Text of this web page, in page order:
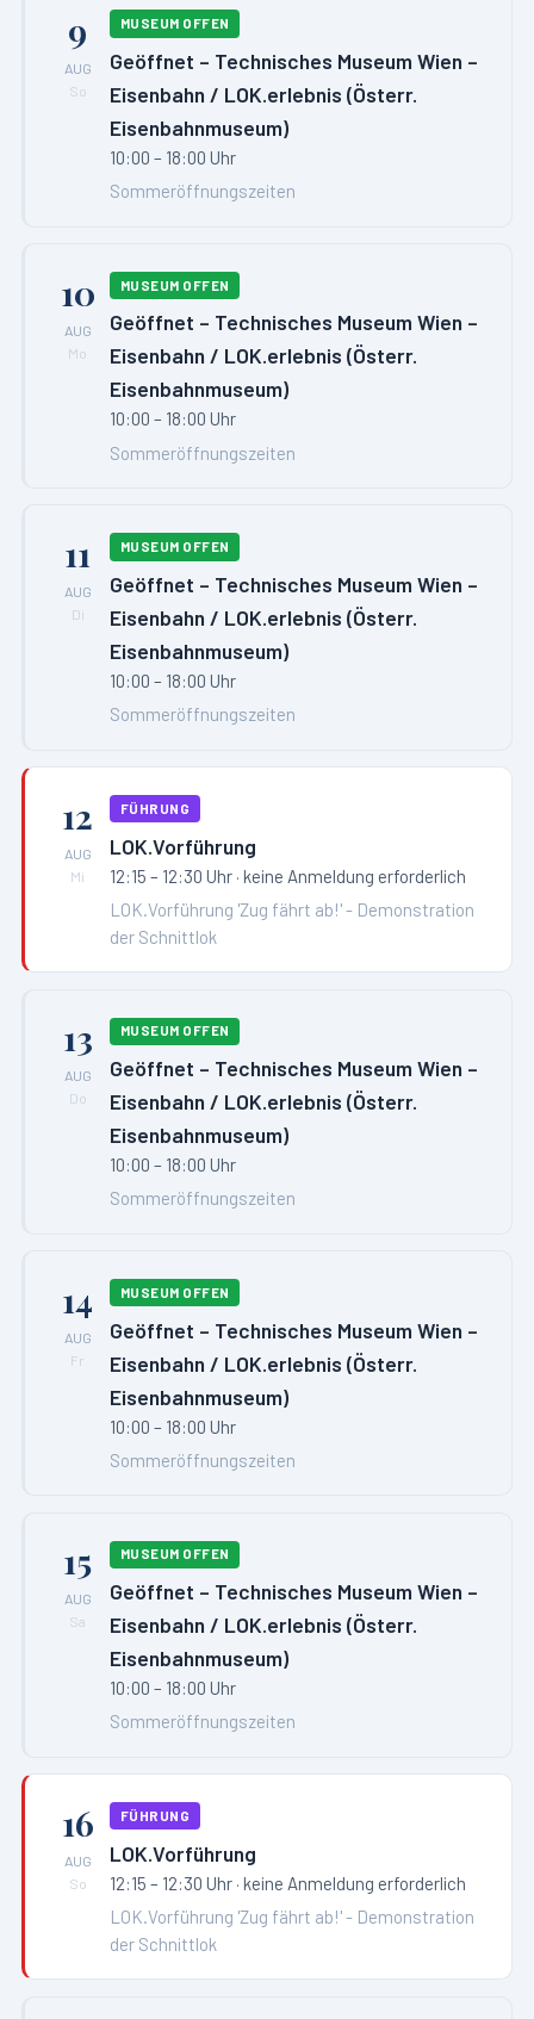
9
AUG
So
MUSEUM OFFEN
Geöffnet – Technisches Museum Wien –
Eisenbahn / LOK.erlebnis (Österr.
Eisenbahnmuseum)
10:00 – 18:00 Uhr
Sommeröffnungszeiten
10
AUG
Mo
MUSEUM OFFEN
Geöffnet – Technisches Museum Wien –
Eisenbahn / LOK.erlebnis (Österr.
Eisenbahnmuseum)
10:00 – 18:00 Uhr
Sommeröffnungszeiten
11
AUG
Di
MUSEUM OFFEN
Geöffnet – Technisches Museum Wien –
Eisenbahn / LOK.erlebnis (Österr.
Eisenbahnmuseum)
10:00 – 18:00 Uhr
Sommeröffnungszeiten
12
AUG
Mi
FÜHRUNG
LOK.Vorführung
12:15 – 12:30 Uhr · keine Anmeldung erforderlich
LOK.Vorführung 'Zug fährt ab!' - Demonstration
der Schnittlok
13
AUG
Do
MUSEUM OFFEN
Geöffnet – Technisches Museum Wien –
Eisenbahn / LOK.erlebnis (Österr.
Eisenbahnmuseum)
10:00 – 18:00 Uhr
Sommeröffnungszeiten
14
AUG
Fr
MUSEUM OFFEN
Geöffnet – Technisches Museum Wien –
Eisenbahn / LOK.erlebnis (Österr.
Eisenbahnmuseum)
10:00 – 18:00 Uhr
Sommeröffnungszeiten
15
AUG
Sa
MUSEUM OFFEN
Geöffnet – Technisches Museum Wien –
Eisenbahn / LOK.erlebnis (Österr.
Eisenbahnmuseum)
10:00 – 18:00 Uhr
Sommeröffnungszeiten
16
AUG
So
FÜHRUNG
LOK.Vorführung
12:15 – 12:30 Uhr · keine Anmeldung erforderlich
LOK.Vorführung 'Zug fährt ab!' - Demonstration
der Schnittlok